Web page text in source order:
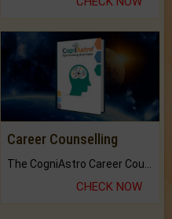
Career Counselling
CHECK NOW